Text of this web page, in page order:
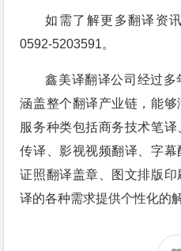
如需了解更多翻译资
0592-5203591。
鑫美译翻译公司经过多
涵盖整个翻译产业链，能够
服务种类包括商务技术笔
传译、影视视频翻译、字幕
证照翻译盖章、图文排版
译的各种需求提供个性化的